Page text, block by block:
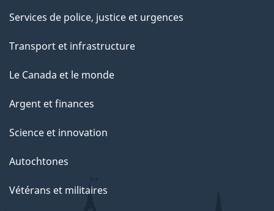
Services de police, justice et urgences
Transport et infrastructure
Le Canada et le monde
Argent et finances
Science et innovation
Autochtones
Vétérans et militaires